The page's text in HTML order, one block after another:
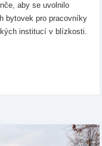
aby se uvolnilo
bytovek pro pracovníky
institucí v blízkosti.